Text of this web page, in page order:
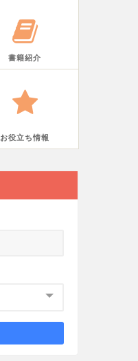
書籍紹介
お役立ち情報